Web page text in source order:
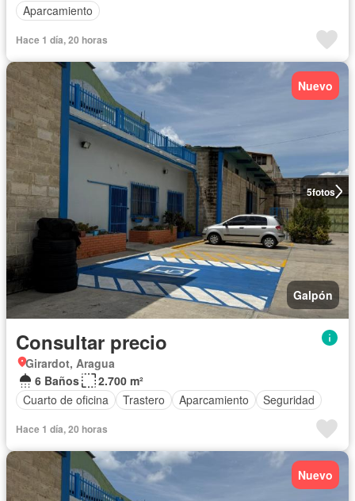
Aparcamiento
Hace 1 día, 20 horas
5fotos
Nuevo
Galpón
Consultar precio
Girardot, Aragua
6 Baños
2.700 m²
Cuarto de oficina
Trastero Aparcamiento Seguridad
Hace 1 día, 20 horas
Nuevo